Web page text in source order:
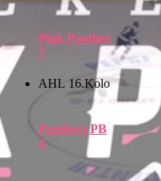
Pink Panther
7
AHL 16.Kolo
Panthers PB
4